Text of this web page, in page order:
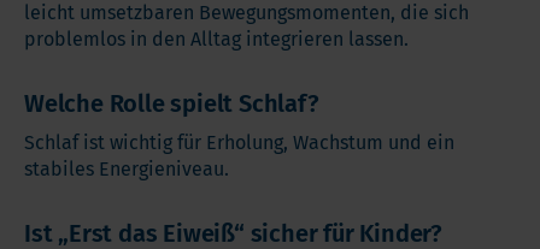
leicht umsetzbaren Bewegungsmomenten, die sich
problemlos in den Alltag integrieren lassen.
Welche Rolle spielt Schlaf?
Schlaf ist wichtig für Erholung, Wachstum und ein
stabiles Energieniveau.
Ist „Erst das Eiweiß“ sicher für Kinder?